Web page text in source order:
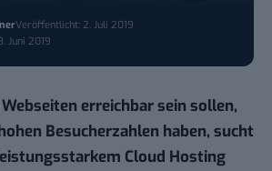
Veröffentlicht: 2. Juli 2019
Juni 2019
erreichbar sein sollen,
Besucherzahlen haben, sucht
Cloud Hosting